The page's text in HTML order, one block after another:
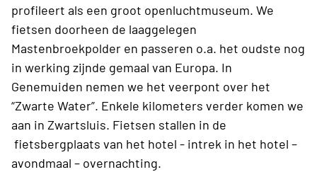
profileert als een groot openluchtmuseum. We
fietsen doorheen de laaggelegen
Mastenbroekpolder en passeren o.a. het oudste nog
in werking zijnde gemaal van Europa. In
Genemuiden nemen we het veerpont over het
“Zwarte Water”. Enkele kilometers verder komen we
aan in Zwartsluis. Fietsen stallen in de
fietsbergplaats van het hotel - intrek in het hotel –
avondmaal – overnachting.